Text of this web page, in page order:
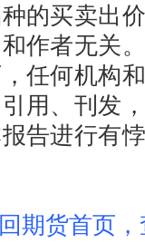
的买卖出
作者无关
任何机构
用、刊发
告进行有
期货首页